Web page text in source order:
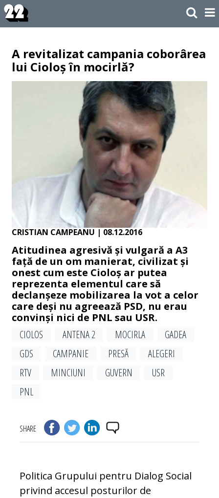
A revitalizat campania coborârea
lui Cioloș în mocirlă?
CRISTIAN CAMPEANU | 08.12.2016
Atitudinea agresivă și vulgară a A3
față de un om manierat, civilizat și
onest cum este Cioloș ar putea
reprezenta elementul care să
declanșeze mobilizarea la vot a celor
care deși nu agreează PSD, nu erau
convinși nici de PNL sau USR.
CIOLOS
ANTENA 2 MOCIRLA
GADEA
GDS
CAMPANIE PRESĂ
ALEGERI
RTV
MINCIUNI GUVERN
USR
PNL
SHARE
Politica Grupului pentru Dialog Social
privind accesul posturilor de